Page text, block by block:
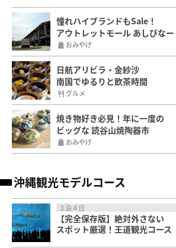
憧れハイブランドもSale！
アウトレットモール あしびなー
おみやげ
日航アリビラ・金紗沙
南国でゆるりと飲茶時間
グルメ
焼き物好き必見！年に一度の
ビッグな 読谷山焼陶器市
おみやげ
沖縄観光モデルコース
３泊４日
【完全保存版】絶対外さない
スポット厳選！王道観光コース